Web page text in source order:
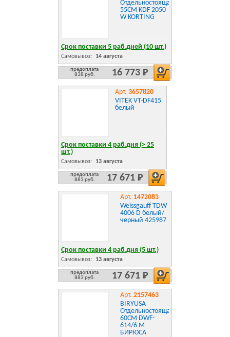
Отдельностоящая
55CM KDF 2050
W KORTING
Срок поставки 5 раб.дней (10 шт.)
Самовывоз: 14 августа
предоплата
838 руб.
16 773 Р
Арт. 3657820
VITEK VT-DF415
белый
Срок поставки 4 раб.дня (> 25
шт.)
Самовывоз: 13 августа
предоплата
883 руб.
17 671 Р
Арт. 1472083
Weissgauff TDW
4006 D белый/
черный 425987
Срок поставки 4 раб.дня (5 шт.)
Самовывоз: 13 августа
предоплата
883 руб.
17 671 Р
Арт. 2157463
BIRYUSA
Отдельностоящая
60CM DWF-
614/6 M
БИРЮСА